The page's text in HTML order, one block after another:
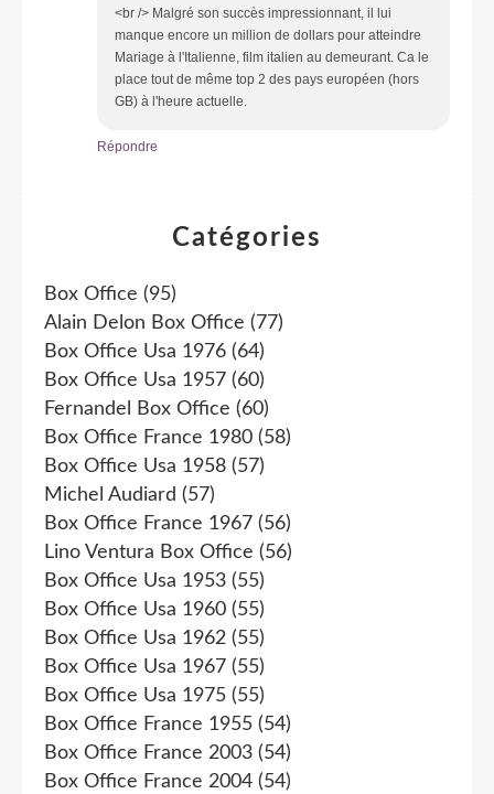
<br /> Malgré son succès impressionnant, il lui
manque encore un million de dollars pour atteindre
Mariage à l'Italienne, film italien au demeurant. Ca le
place tout de même top 2 des pays européen (hors
GB) à l'heure actuelle.
Répondre
Catégories
Box Office (95)
Alain Delon Box Office (77)
Box Office Usa 1976 (64)
Box Office Usa 1957 (60)
Fernandel Box Office (60)
Box Office France 1980 (58)
Box Office Usa 1958 (57)
Michel Audiard (57)
Box Office France 1967 (56)
Lino Ventura Box Office (56)
Box Office Usa 1953 (55)
Box Office Usa 1960 (55)
Box Office Usa 1962 (55)
Box Office Usa 1967 (55)
Box Office Usa 1975 (55)
Box Office France 1955 (54)
Box Office France 2003 (54)
Box Office France 2004 (54)